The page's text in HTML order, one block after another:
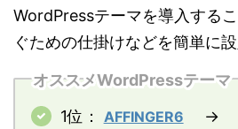
WordPressテーマを導入する
ぐための仕掛けなどを簡単に設
オススメWordPressテーマ
1位： AFFINGER6
→